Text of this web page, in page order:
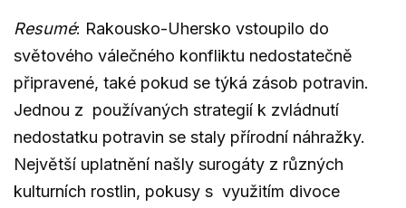
Resumé: Rakousko-Uhersko vstoupilo do
světového válečného konfliktu nedostatečně
připravené, také pokud se týká zásob potravin.
Jednou z používaných strategií k zvládnutí
nedostatku potravin se staly přírodní náhražky.
Největší uplatnění našly surogáty z různých
kulturních rostlin, pokusy s využitím divoce